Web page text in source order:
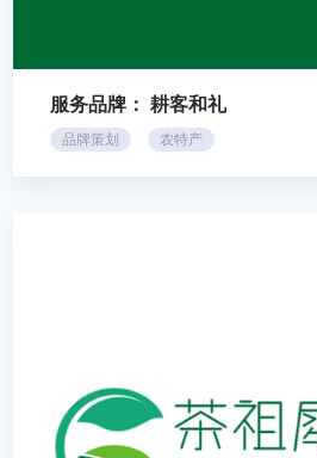
服务品牌： 耕客和礼
品牌策划 农特产